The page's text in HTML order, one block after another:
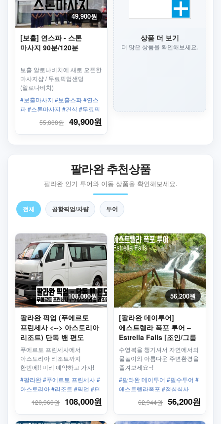
49,900원
[보홀] 연스파 - 스톤
마사지 90분/120분
보홀 알로나비치에 새로 오픈한
마사지샵 / 무료픽업샌딩
(알로나비치)
#보홀마사지 #보홀스파 #연스
파 #스톤마사지 #건식 #무료픽
드롭 #픽업드롭 #픽업샌딩 #오
일마사지
55,888원 49,900원
상품 더 보기
더 많은 상품을 확인해보세요.
팔라완 추천상품
팔라완 인기 투어와 이동 상품을 확인해보세요.
전체 공항픽업/차량 투어
108,000원
팔라완 픽업 (푸에르토
프린세사 <--> 아스토리아
리조트) 단독 밴 편도
푸에르토 프린세사에서
아스토리아 리조트까지
한번에!! 미리 예약하고 가자!
#팔라완 #푸에르토 프린세사 #
아스토리아 #리조트 #픽업 #편
120,960원 108,000원
56,200원
[팔라완 데이투어]
에스트렐라 폭포 투어 –
Estrella Falls [조인/그룹
투어]
수영복을 챙기셔서 자연에서의
물놀이와 아름다운 주변환경을
즐겨보세요~!
#팔라완 데이투어 #필수투어 #
에스트렐라폭포 #점심식사
62,944원 56,200원